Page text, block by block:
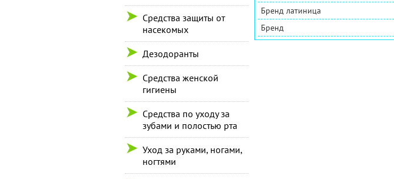
Средства защиты от
насекомых
Дезодоранты
Средства женской
гигиены
Средства по уходу за
зубами и полостью рта
Уход за руками, ногами,
ногтями
Бренд латиница
Бренд